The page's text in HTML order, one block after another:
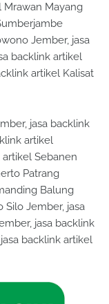
Mrawan Mayang
Jember, jasa
backlink artikel
artikel Kalisat
jasa backlink
artikel
artikel Sebanen
Patrang
Balung
Silo Jember, jasa
jasa backlink
backlink artikel